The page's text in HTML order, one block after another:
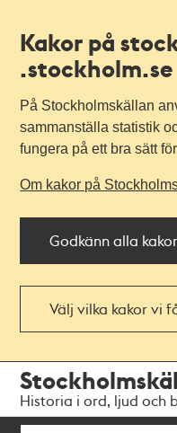
Kakor på
.stockholm.se
På Stockholmskällan
sammanställa statistik
fungera på ett bra sätt
Om kakor på
Godkänn alla kakor
Välj vilka kakor vi
navigationen
huvudinnehållet
Historia i ord, ljud och
Sök